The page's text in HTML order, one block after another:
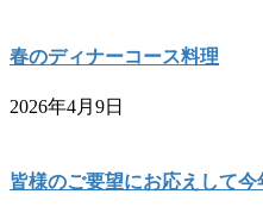
春のディナーコース料理
2026年4月9日
皆様のご要望にお応えして